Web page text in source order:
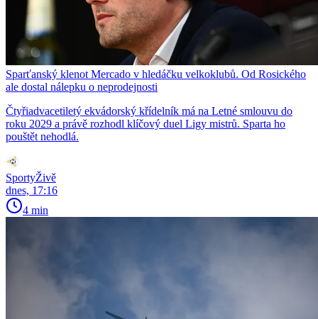
Sparťanský klenot Mercado v hledáčku velkoklubů. Od Rosického
ale dostal nálepku o neprodejnosti
Čtyřiadvacetiletý ekvádorský křídelník má na Letné smlouvu do
roku 2029 a právě rozhodl klíčový duel Ligy mistrů. Sparta ho
pouštět nehodlá.
SportyŽivě
dnes, 17:16
4 min